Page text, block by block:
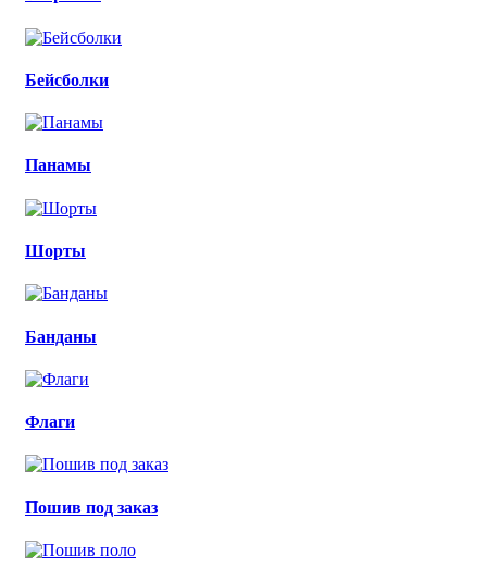
Бейсболки
Панамы
Шорты
Банданы
Флаги
Пошив под заказ